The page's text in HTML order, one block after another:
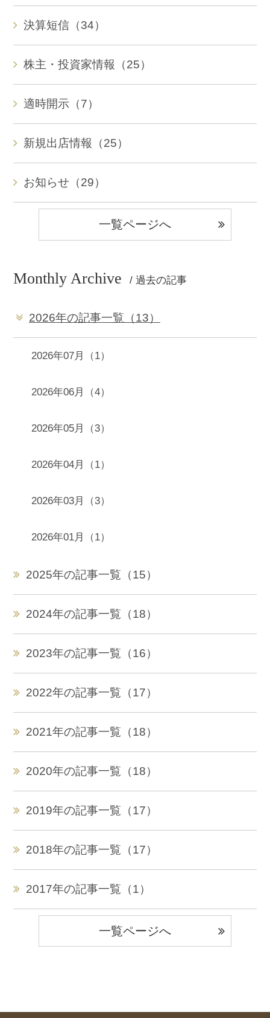
決算短信（34）
株主・投資家情報（25）
適時開示（7）
新規出店情報（25）
お知らせ（29）
一覧ページへ
Monthly Archive / 過去の記事
2026年の記事一覧（13）
2026年07月（1）
2026年06月（4）
2026年05月（3）
2026年04月（1）
2026年03月（3）
2026年01月（1）
2025年の記事一覧（15）
2024年の記事一覧（18）
2023年の記事一覧（16）
2022年の記事一覧（17）
2021年の記事一覧（18）
2020年の記事一覧（18）
2019年の記事一覧（17）
2018年の記事一覧（17）
2017年の記事一覧（1）
一覧ページへ